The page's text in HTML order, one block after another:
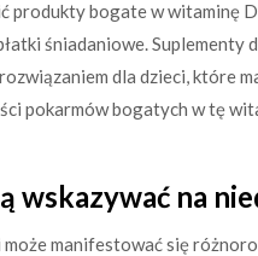
bogate w witaminę
śniadaniowe.
dla dzieci, które
pokarmów bogatych w tę
wskazywać na
manifestować się